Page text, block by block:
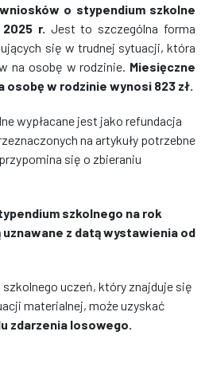
o stypendium szkolne
r. Jest to szczególna forma
się w trudnej sytuacji, która
na osobę w rodzinie. Miesięczne
w rodzinie wynosi 823 zł.
wypłacane jest jako refundacja
na artykuły potrzebne
się o zbieraniu
szkolnego na rok
z datą wystawienia od
uczeń, który znajduje się
materialnej, może uzyskać
zdarzenia losowego.